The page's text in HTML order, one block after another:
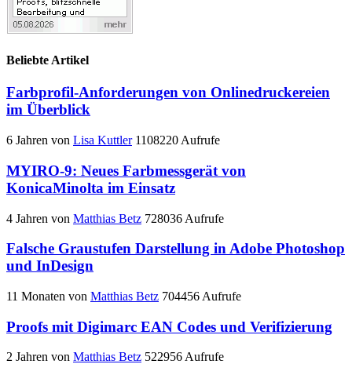
Beliebte Artikel
Farbprofil-Anforderungen von Onlinedruckereien
im Überblick
6 Jahren von Lisa Kuttler 1108220 Aufrufe
MYIRO-9: Neues Farbmessgerät von
KonicaMinolta im Einsatz
4 Jahren von Matthias Betz 728036 Aufrufe
Falsche Graustufen Darstellung in Adobe Photoshop
und InDesign
11 Monaten von Matthias Betz 704456 Aufrufe
Proofs mit Digimarc EAN Codes und Verifizierung
2 Jahren von Matthias Betz 522956 Aufrufe